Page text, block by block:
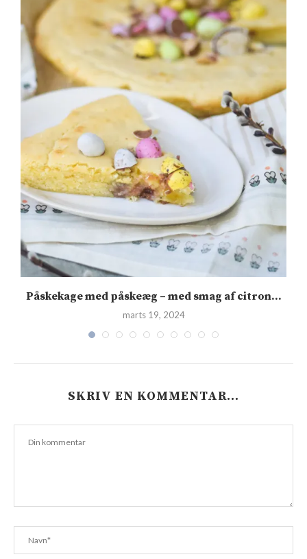
Påskekage med påskeæg – med smag af citron...
marts 19, 2024
SKRIV EN KOMMENTAR…